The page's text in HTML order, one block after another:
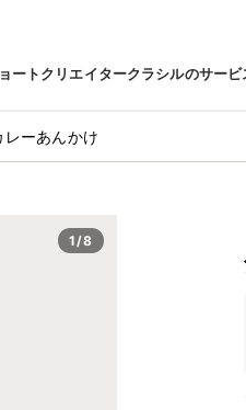
ートクリエイタークラシルのサービ
ーあんかけ
1/8